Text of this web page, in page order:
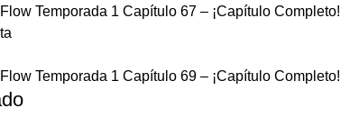
Temporada 1 Capítulo 67 – ¡Capítulo Completo!
Temporada 1 Capítulo 69 – ¡Capítulo Completo!